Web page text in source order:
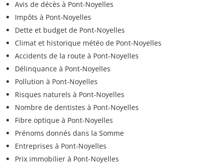
Avis de décès à Pont-Noyelles
Impôts à Pont-Noyelles
Dette et budget de Pont-Noyelles
Climat et historique météo de Pont-Noyelles
Accidents de la route à Pont-Noyelles
Délinquance à Pont-Noyelles
Pollution à Pont-Noyelles
Risques naturels à Pont-Noyelles
Nombre de dentistes à Pont-Noyelles
Fibre optique à Pont-Noyelles
Prénoms donnés dans la Somme
Entreprises à Pont-Noyelles
Prix immobilier à Pont-Noyelles